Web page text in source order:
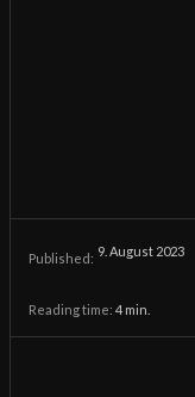
Published: 9. August 2023
Reading time: 4 min.